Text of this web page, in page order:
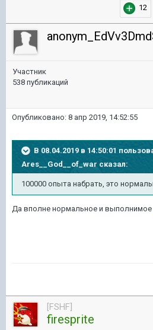
12
Участник
538 публикаций
Опубликовано: 8 апр 2019, 14:52:55
В 08.04.2019 в 14:50:01
Ares__God__of_war сказал:
100000 опыта набрать, это
Да вполне нормальное и выполнимое
[FSHF]
firesprite